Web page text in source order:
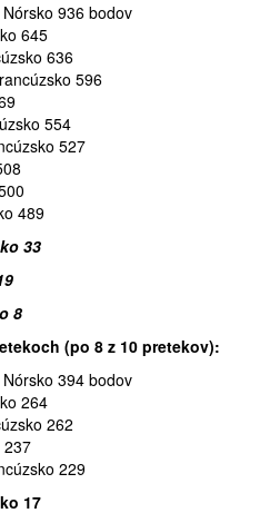
936 bodov
645
636
596
554
527
489
33
8
(po 8 z 10 pretekov):
394 bodov
264
262
237
229
17